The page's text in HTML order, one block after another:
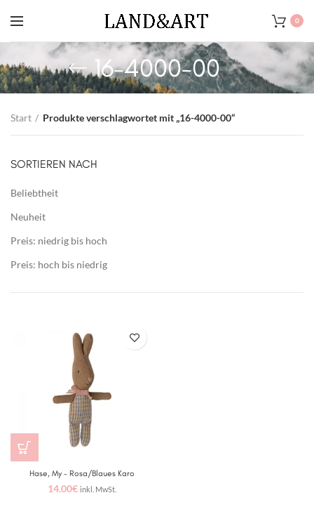
0
16-4000-00
Start Produkte verschlagwortet mit „16-4000-00“
SORTIEREN NACH
Beliebtheit
Neuheit
Preis: niedrig bis hoch
Preis: hoch bis niedrig
Hase, My – Rosa/Blaues Karo
14.00€ inkl. MwSt.